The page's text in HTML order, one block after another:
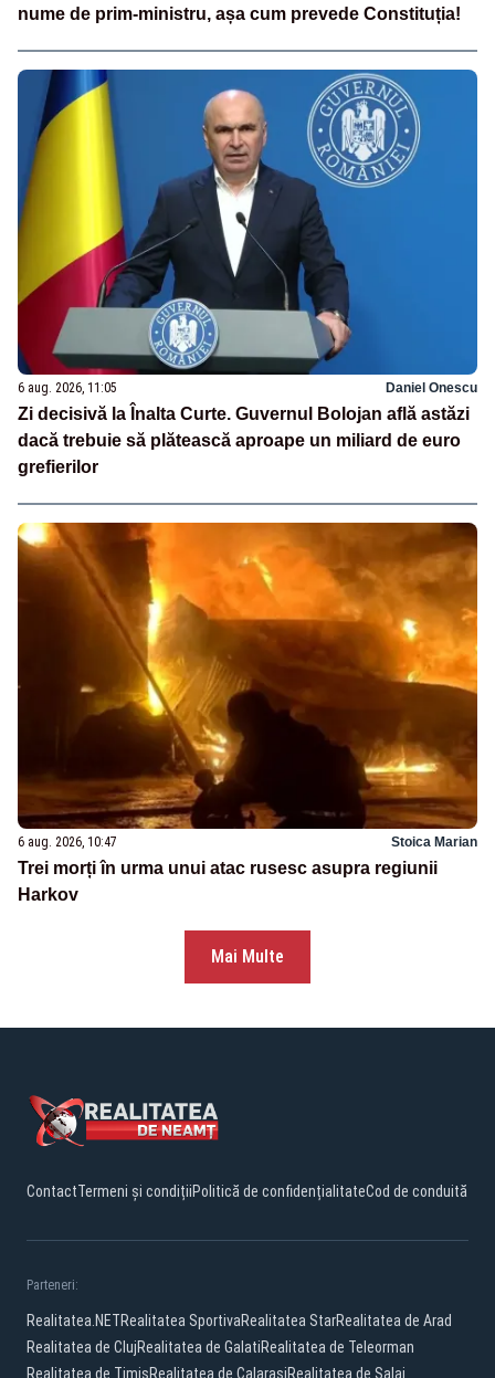
nume de prim-ministru, așa cum prevede Constituția!
6 aug. 2026, 11:05 Daniel Onescu
Zi decisivă la Înalta Curte. Guvernul Bolojan află astăzi
dacă trebuie să plătească aproape un miliard de euro
grefierilor
6 aug. 2026, 10:47 Stoica Marian
Trei morți în urma unui atac rusesc asupra regiunii
Harkov
Mai Multe
ContactTermeni și condițiiPolitică de confidențialitateCod de conduită
Parteneri:
Realitatea.NETRealitatea SportivaRealitatea StarRealitatea de Arad
Realitatea de ClujRealitatea de GalatiRealitatea de Teleorman
Realitatea de TimisRealitatea de CalarasiRealitatea de Salaj